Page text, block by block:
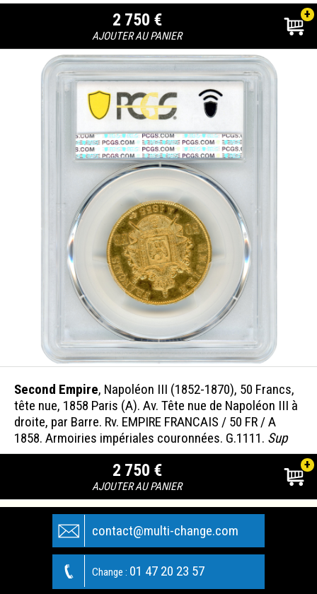
2 750 €
AJOUTER AU PANIER
+
Second Empire, Napoléon III (1852-1870), 50 Francs,
tête nue, 1858 Paris (A). Av. Tête nue de Napoléon III à
droite, par Barre. Rv. EMPIRE FRANCAIS / 50 FR / A
1858. Armoiries impériales couronnées. G.1111. Sup
2 750 €
AJOUTER AU PANIER
+
contact@multi-change.com
Change : 01 47 20 23 57